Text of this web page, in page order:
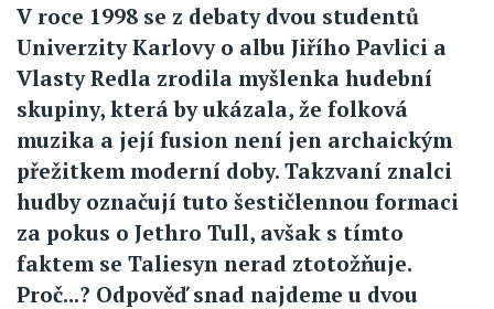
V roce 1998 se z debaty dvou studentů
Univerzity Karlovy o albu Jiřího Pavlici a
Vlasty Redla zrodila myšlenka hudební
skupiny, která by ukázala, že folková
muzika a její fusion není jen archaickým
přežitkem moderní doby. Takzvaní znalci
hudby označují tuto šestičlennou formaci
za pokus o Jethro Tull, avšak s tímto
faktem se Taliesyn nerad ztotožňuje.
Proč...? Odpověď snad najdeme u dvou